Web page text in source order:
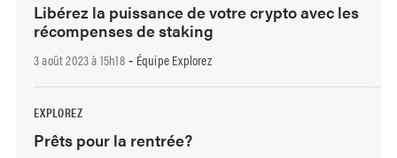
Libérez la puissance de votre crypto avec les
récompenses de staking
3 août 2023 à 15h18- Équipe Explorez
EXPLOREZ
Prêts pour la rentrée?